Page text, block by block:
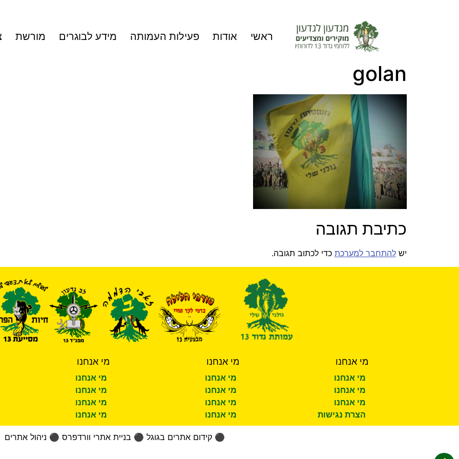
ראשי אודות פעילות העמותה מידע לבוגרים מורשת
golan
כתיבת תגובה
יש להתחבר למערכת כדי לכתוב תגובה.
מי אנחנו
מי אנחנו
מי אנחנו
מי אנחנו
הצרת נגישות
מי אנחנו
מי אנחנו
מי אנחנו
מי אנחנו
מי אנחנו
מי אנחנו
מי אנחנו
מי אנחנו
מי אנחנו
מי אנחנו
⚫ קידום אתרים בגוגל ⚫ בניית אתרי וורדפרס ⚫ ניהול אתרים